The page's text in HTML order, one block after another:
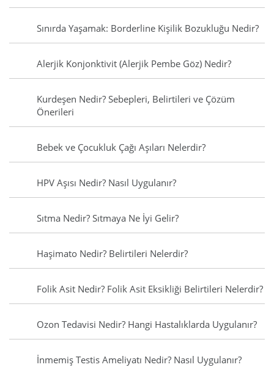
Sınırda Yaşamak: Borderline Kişilik Bozukluğu Nedir?
Alerjik Konjonktivit (Alerjik Pembe Göz) Nedir?
Kurdeşen Nedir? Sebepleri, Belirtileri ve Çözüm
Önerileri
Bebek ve Çocukluk Çağı Aşıları Nelerdir?
HPV Aşısı Nedir? Nasıl Uygulanır?
Sıtma Nedir? Sıtmaya Ne İyi Gelir?
Haşimato Nedir? Belirtileri Nelerdir?
Folik Asit Nedir? Folik Asit Eksikliği Belirtileri Nelerdir?
Ozon Tedavisi Nedir? Hangi Hastalıklarda Uygulanır?
İnmemiş Testis Ameliyatı Nedir? Nasıl Uygulanır?